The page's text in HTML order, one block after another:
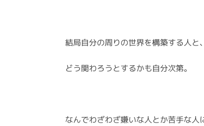
結局自分の周りの世界を構築する人と、
どう関わろうとするかも自分次第。
なんでわざわざ嫌いな人とか苦手な人